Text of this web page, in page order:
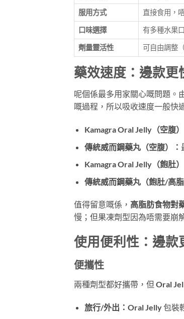
服用方式 直接食用，
口味選擇 有多種水果
劑量靈活性 可自由調整
藥效速度：邊款更
呢個係最多用家關心嘅問題。
嘅過程，所以吸收速度一般快
Kamagra Oral Jelly（空腹）
傳統威而鋼藥丸（空腹）：
Kamagra Oral Jelly（飽肚）
傳統威而鋼藥丸（飽肚/高脂
值得留意嘅係， 高脂肪食物對
慢；但果凍劑型因為唔需要崩
使用便利性：邊款
便攜性
兩種劑型都好攜帶，但 Oral
旅行/外出： Oral Jelly 包裝